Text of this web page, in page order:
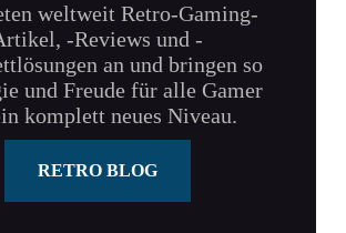
weltweit Retro-Gaming-
-Reviews und -
an und bringen so
und Freude für alle Gamer
komplett neues Niveau.
RETRO BLOG